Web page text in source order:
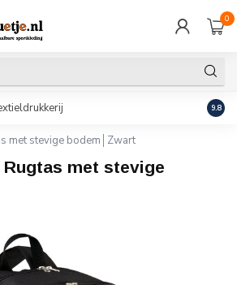
0
9.8
met stevige bodem│Zwart
met stevige